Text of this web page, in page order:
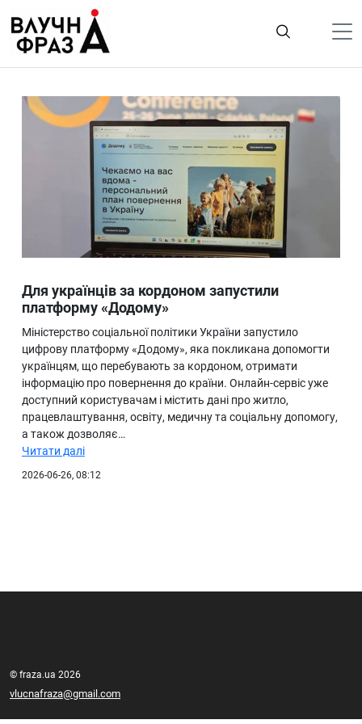
содержимому
Гроші
Лайфстайл
ТехноНаука
Ukraine
Про нас
Для українців за кордоном запустили
платформу «Додому»
Міністерство соціальної політики України запустило
цифрову платформу «Додому», яка покликана допомогти
українцям, що перебувають за кордоном, отримати
інформацію про повернення до країни. Онлайн-сервіс уже
доступний користувачам і містить дані про житло,
працевлаштування, освіту, медичну та соціальну допомогу,
а також дозволяє…
Читати далі
2026-06-26, 08:12
© fraza.ua 2026
vlucnafraza@gmail.com